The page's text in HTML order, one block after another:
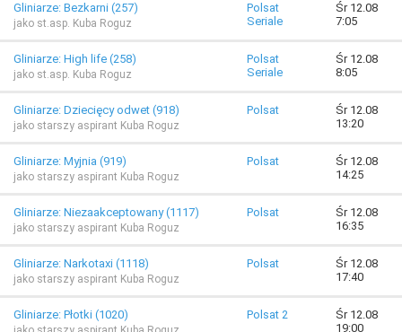
Gliniarze: Bezkarni (257)
jako st.asp. Kuba Roguz
Polsat
Seriale
Śr 12.08
7:05
Gliniarze: High life (258)
jako st.asp. Kuba Roguz
Polsat
Seriale
Śr 12.08
8:05
Gliniarze: Dziecięcy odwet (918)
jako starszy aspirant Kuba Roguz
Polsat
Śr 12.08
13:20
Gliniarze: Myjnia (919)
jako starszy aspirant Kuba Roguz
Polsat
Śr 12.08
14:25
Gliniarze: Niezaakceptowany (1117)
jako starszy aspirant Kuba Roguz
Polsat
Śr 12.08
16:35
Gliniarze: Narkotaxi (1118)
jako starszy aspirant Kuba Roguz
Polsat
Śr 12.08
17:40
Gliniarze: Płotki (1020) Polsat 2
Śr 12.08
19:00